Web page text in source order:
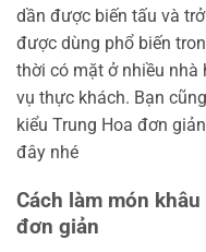
dần được biến tấu và
được dùng phổ biến
thời có mặt ở nhiều nhà
vụ thực khách. Bạn
kiểu Trung Hoa đơn
đây nhé
Cách làm món
đơn giản